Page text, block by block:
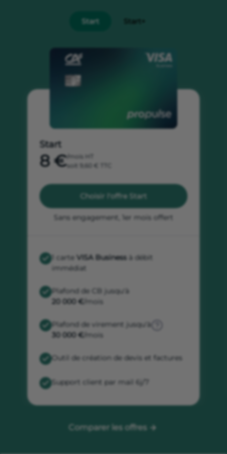
Start Start+
Start
8 €/mois HT
soit 9,60 € TTC
Choisir l'offre Start
Sans engagement, 1er mois offert
1 carte VISA Business à débit
immédiat
Plafond de CB jusqu'à
20 000 € /mois
Plafond de virement jusqu'à
30 000 € /mois
Outil de création de devis et factures
Support client par mail 6j/7
Comparer les offres